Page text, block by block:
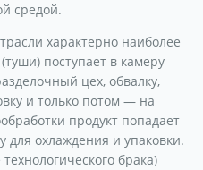
средой.
характерно наиболее
поступает в камеру
цех, обвалку,
и только потом — на
продукт попадает
для охлаждения и упаковки.
брака)